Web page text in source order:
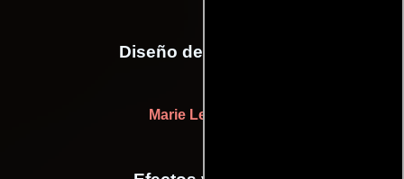
Diseño de vestuario
Marie Le Garrec